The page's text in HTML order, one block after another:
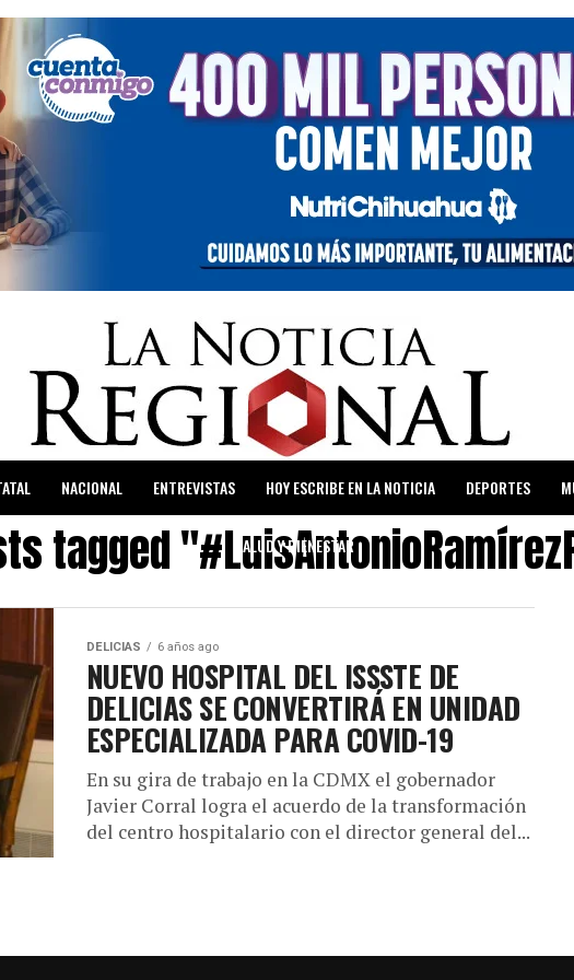
NACIONAL ENTREVISTAS HOY ESCRIBE EN LA NOTICIA DEPORTES
SALUD Y BIENESTAR
tagged
DELICIAS 6 años ago
NUEVO HOSPITAL DEL ISSSTE DE
DELICIAS SE CONVERTIRÁ EN UNIDAD
ESPECIALIZADA PARA COVID-19
En su gira de trabajo en la CDMX el gobernador
Javier Corral logra el acuerdo de la transformación
del centro hospitalario con el director general del...